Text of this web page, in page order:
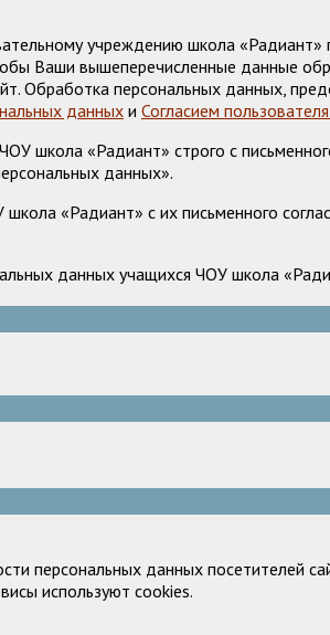
учреждению школа «Радиант»
Ваши вышеперечисленные данные
Обработка персональных данных,
данныхи Согласием
школа «Радиант» строго с
данных».
«Радиант» с их письменного
данных учащихся ЧОУ школа
персональных данных посетителей
используют cookies.